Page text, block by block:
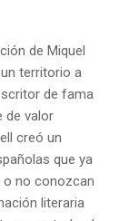
de Miquel
territorio a
de fama
de valor
creó un
que ya
no conozcan
literaria